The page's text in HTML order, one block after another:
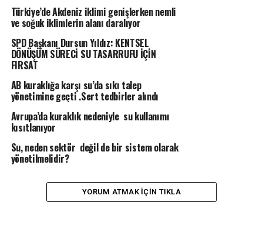
Türkiye’de Akdeniz iklimi genişlerken nemli
ve soğuk iklimlerin alanı daralıyor
SPD Başkanı Dursun Yıldız: KENTSEL
DÖNÜŞÜM SÜRECİ SU TASARRUFU İÇİN
FIRSAT
AB kuraklığa karşı su’da sıkı talep
yönetimine geçti .Sert tedbirler alındı
Avrupa’da kuraklık nedeniyle su kullanımı
kısıtlanıyor
Su, neden sektör değil de bir sistem olarak
yönetilmelidir?
YORUM ATMAK IÇIN TIKLA